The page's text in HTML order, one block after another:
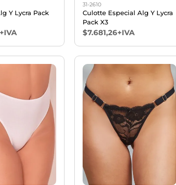
Y Lycra Pack
31-2610
Culotte Especial Alg Y Lycra
Pack X3
$7.681,26+IVA